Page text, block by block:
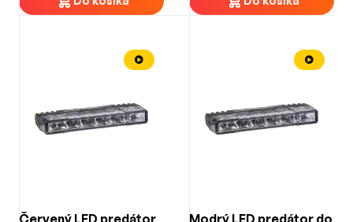
Červený LED predátor
Modrý LED predátor do